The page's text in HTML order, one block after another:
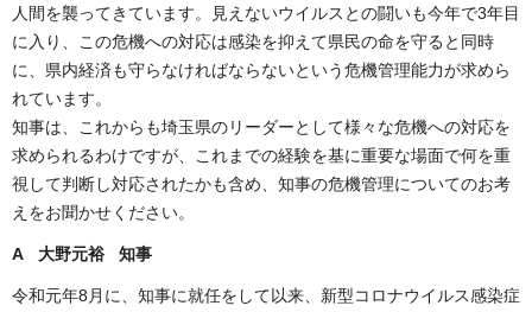
人間を襲ってきています。見えないウイルスとの闘いも今年で3年目
に入り、この危機への対応は感染を抑えて県民の命を守ると同時
に、県内経済も守らなければならないという危機管理能力が求めら
れています。
知事は、これからも埼玉県のリーダーとして様々な危機への対応を
求められるわけですが、これまでの経験を基に重要な場面で何を重
視して判断し対応されたかも含め、知事の危機管理についてのお考
えをお聞かせください。
A 大野元裕 知事
令和元年8月に、知事に就任をして以来、新型コロナウイルス感染症